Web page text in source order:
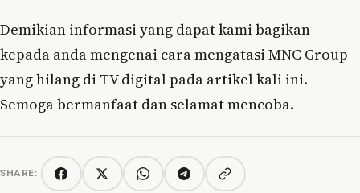
Demikian informasi yang dapat kami bagikan
kepada anda mengenai cara mengatasi MNC Group
yang hilang di TV digital pada artikel kali ini.
Semoga bermanfaat dan selamat mencoba.
SHARE: FacebookTwitter/XWhatsAppTelegramCopy link